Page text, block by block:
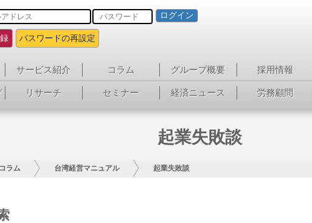
ログイン
パスワードの再設定
サービス紹介 コラム グループ概要 採用情報
リサーチ セミナー 経済ニュース 労務顧問
起業失敗談
コラム 台湾経営マニュアル 起業失敗談